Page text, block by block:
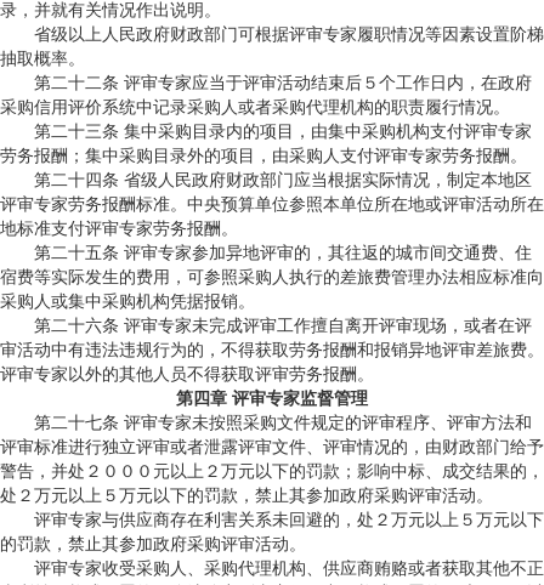
录，并就有关情况作出说明。
省级以上人民政府财政部门可根据评审专家履职情况等因素设置阶梯
抽取概率。
第二十二条 评审专家应当于评审活动结束后５个工作日内，在政府
采购信用评价系统中记录采购人或者采购代理机构的职责履行情况。
第二十三条 集中采购目录内的项目，由集中采购机构支付评审专家
劳务报酬；集中采购目录外的项目，由采购人支付评审专家劳务报酬。
第二十四条 省级人民政府财政部门应当根据实际情况，制定本地区
评审专家劳务报酬标准。中央预算单位参照本单位所在地或评审活动所在
地标准支付评审专家劳务报酬。
第二十五条 评审专家参加异地评审的，其往返的城市间交通费、住
宿费等实际发生的费用，可参照采购人执行的差旅费管理办法相应标准向
采购人或集中采购机构凭据报销。
第二十六条 评审专家未完成评审工作擅自离开评审现场，或者在评
审活动中有违法违规行为的，不得获取劳务报酬和报销异地评审差旅费。
评审专家以外的其他人员不得获取评审劳务报酬。
第四章 评审专家监督管理
第二十七条 评审专家未按照采购文件规定的评审程序、评审方法和
评审标准进行独立评审或者泄露评审文件、评审情况的，由财政部门给予
警告，并处２０００元以上２万元以下的罚款；影响中标、成交结果的，
处２万元以上５万元以下的罚款，禁止其参加政府采购评审活动。
评审专家与供应商存在利害关系未回避的，处２万元以上５万元以下
的罚款，禁止其参加政府采购评审活动。
评审专家收受采购人、采购代理机构、供应商贿赂或者获取其他不正